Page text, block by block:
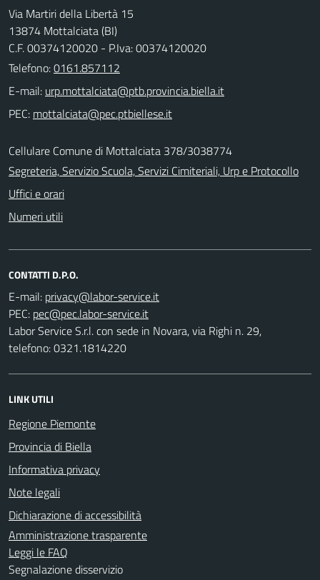
Via Martiri della Libertà 15
13874 Mottalciata (BI)
C.F. 00374120020 - P.Iva: 00374120020
Telefono:0161.857112
E-mail:
PEC:
Cellulare Comune di Mottalciata 378/3038774
Segreteria, Servizio Scuola, Servizi Cimiteriali, Urp e Protocollo
Uffici e orari
Numeri utili
CONTATTI D.P.O.
E-mail:
PEC:
Labor Service S.r.l. con sede in Novara, via Righi n. 29,
telefono: 0321.1814220
LINK UTILI
Regione Piemonte
Provincia di Biella
Informativa privacy
Note legali
Dichiarazione di accessibilità
Amministrazione trasparente
Leggi le FAQ
Segnalazione disservizio